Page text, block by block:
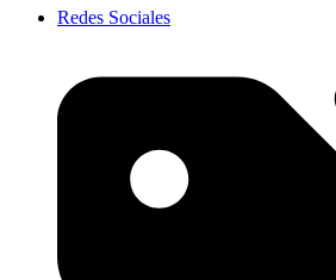
Redes Sociales